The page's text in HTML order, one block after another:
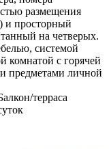
размещения
и просторный
на четверых.
системой
комнатой с горячей
предметами личной
терраса